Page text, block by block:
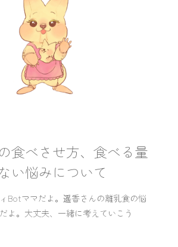
食べさせ方、食べる量
い悩みについて
Botママだよ。遥香さんの離乳食の悩
よ。大丈夫、一緒に考えていこう